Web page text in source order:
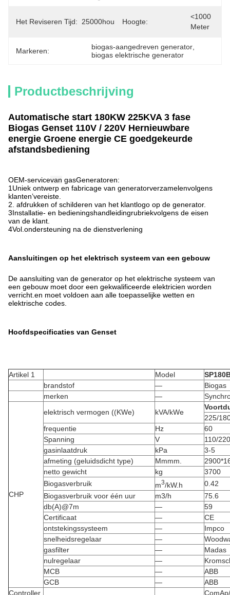
Het Reviseren Tijd: 25000hours Hoogte:
<1000
Meter
Markeren: biogas-aangedreven generator
biogas elektrische generator
Productbeschrijving
Automatische start 180KW 225KVA 3 fase
Biogas Genset 110V / 220V Hernieuwbare
energie Groene energie CE goedgekeurde
afstandsbediening
OEM-servicevan gasGeneratoren:
1Uniek ontwerp en fabricage van generatorverzamelenvolgens
klanten’vereiste.
2. afdrukken of schilderen van het klantlogo op de generator.
3Installatie- en bedieningshandleidingrubriekvolgens de eisen
van de klant.
4Vol. ondersteuning na de dienstverlening
Aansluitingen op het elektrisch systeem van een gebouw
De aansluiting van de generator op het elektrische systeem van
een gebouw moet door een gekwalificeerde elektricien worden
verricht.en moet voldoen aan alle toepasselijke wetten en
elektrische codes.
Hoofdspecificaties van Genset
Artikel 1 Model
brandstof
—
Biogas
merken
—
CHP
elektrisch vermogen ((KWe) kVA/kWe
225/
frequentie
Hz
60
Spanning
V
110/220
gasinlaatdruk
kPa
3-5
afmeting (geluidsdicht type)
Mmmm.
netto gewicht
kg
3700
Biogasverbruik
m3/kW.h
0.42
Biogasverbruik voor één uur
m3/h
75.6
db(A)@7m
—
59
Certificaat
—
CE
ontstekingssysteem
—
Impco
snelheidsregelaar
—
gasfilter
—
Madas
nulregelaar
—
MCB
—
ABB
GCB
—
ABB
Controller